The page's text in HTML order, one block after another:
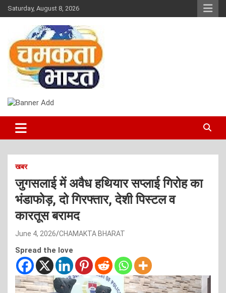
Skip
to
Saturday, August 8, 2026
CHAMAKTA BHARAT
खबर
जुगसलाई में अवैध हथियार सप्लाई गिरोह का
भंडाफोड़, दो गिरफ्तार, देशी पिस्टल व
कारतूस बरामद
June 4, 2026 CHAMAKTA BHARAT
Spread the love